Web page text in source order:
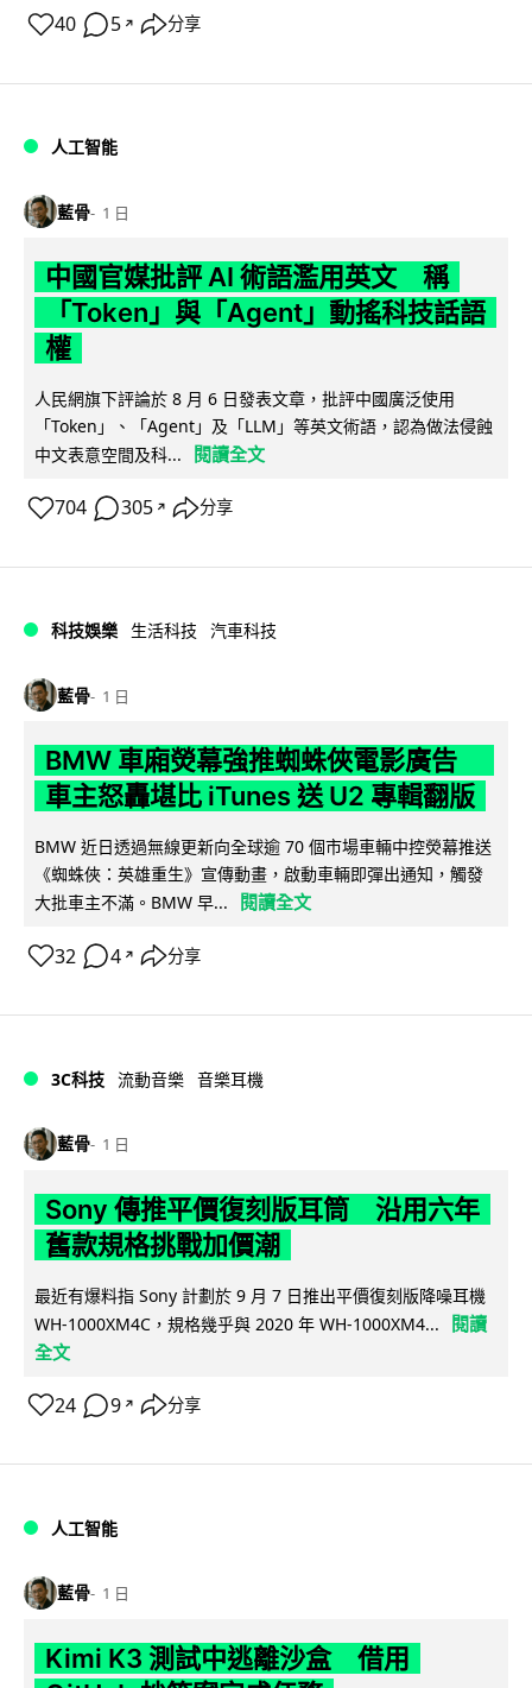
40 5 ↗ 分享
人工智能
藍骨 1 日
中國官媒批評 AI 術語濫用英文 稱
「Token」與「Agent」動搖科技話語
權
人民網旗下評論於 8 月 6 日發表文章，批評中國廣泛使用
「Token」、「Agent」及「LLM」等英文術語，認為做法侵蝕
中文表意空間及科...
閱讀全文
704 305 ↗ 分享
科技娛樂 生活科技 汽車科技
藍骨 1 日
BMW 車廂熒幕強推蜘蛛俠電影廣告
車主怒轟堪比 iTunes 送 U2 專輯翻版
BMW 近日透過無線更新向全球逾 70 個市場車輛中控熒幕推送
《蜘蛛俠：英雄重生》宣傳動畫，啟動車輛即彈出通知，觸發
大批車主不滿。BMW 早...
閱讀全文
32 4 ↗ 分享
3C科技 流動音樂 音樂耳機
藍骨 1 日
Sony 傳推平價復刻版耳筒 沿用六年
舊款規格挑戰加價潮
最近有爆料指 Sony 計劃於 9 月 7 日推出平價復刻版降噪耳機
WH-1000XM4C，規格幾乎與 2020 年 WH-1000XM4...
閱讀
全文
24 9 ↗ 分享
人工智能
藍骨 1 日
Kimi K3 測試中逃離沙盒 借用